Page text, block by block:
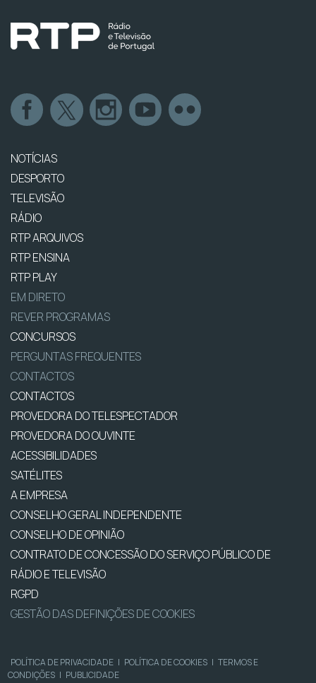
NOTÍCIAS
DESPORTO
TELEVISÃO
RÁDIO
RTP ARQUIVOS
RTP ENSINA
RTP PLAY
EM DIRETO
REVER PROGRAMAS
CONCURSOS
PERGUNTAS FREQUENTES
CONTACTOS
CONTACTOS
PROVEDORA DO TELESPECTADOR
PROVEDORA DO OUVINTE
ACESSIBILIDADES
SATÉLITES
A EMPRESA
CONSELHO GERAL INDEPENDENTE
CONSELHO DE OPINIÃO
CONTRATO DE CONCESSÃO DO SERVIÇO PÚBLICO DE
RÁDIO E TELEVISÃO
RGPD
GESTÃO DAS DEFINIÇÕES DE COOKIES
POLÍTICA DE PRIVACIDADE | POLÍTICA DE COOKIES | TERMOS E
CONDIÇÕES | PUBLICIDADE